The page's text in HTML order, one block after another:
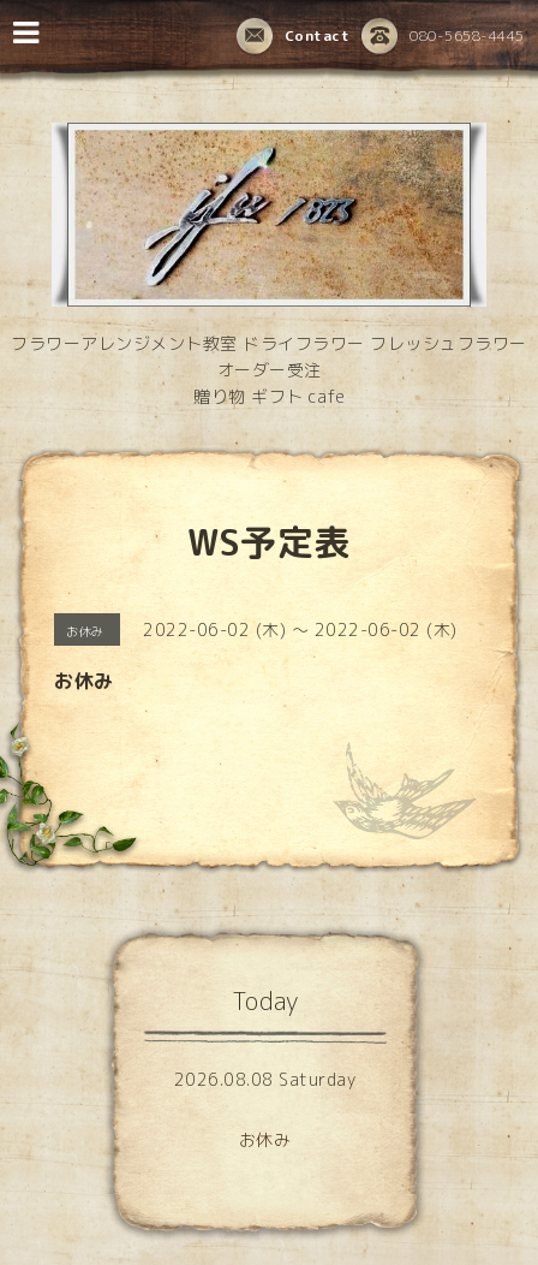
080-5658-4445
Contact
フラワーアレンジメント教室 ドライフラワー フレッシュフラワー
オーダー受注
贈り物 ギフト cafe
WS予定表
お休み 2022-06-02 (木) ～ 2022-06-02 (木)
お休み
Today
2026.08.08 Saturday
お休み